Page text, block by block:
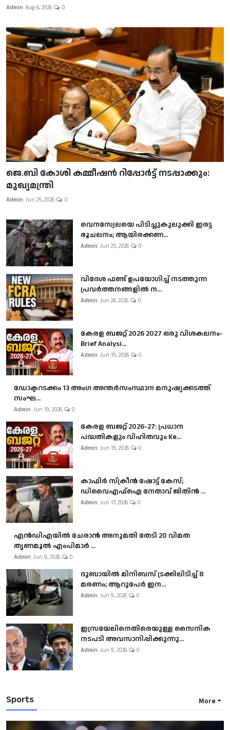
Admin Aug 6, 2026 0
ജെ.ബി കോശി കമ്മീഷൻ റിപ്പോർട്ട് നടപ്പാക്കും:
മുഖ്യമന്ത്രി
Admin Jun 25, 2026 0
വെനസ്വേലയെ പിടിച്ചുകുലുക്കി ഇരട്ട
ഭൂചലനം; ആയിരക്കണ...
Admin Jun 25, 2026 0
വിദേശ ഫണ്ട് ഉപയോഗിച്ച് നടത്തുന്ന
പ്രവർത്തനങ്ങളിൽ ന...
Admin Jun 24, 2026 0
കേരള ബജറ്റ് 2026 2027 ഒരു വിശകലനം-
Brief Analysi...
Admin Jun 19, 2026 0
ഡോക്ടറടക്കം 13 അംഗ അന്തർസംസ്ഥാന മനുഷ്യക്കടത്ത്
സംഘ...
Admin Jun 19, 2026 0
കേരള ബജറ്റ് 2026-27: പ്രധാന
പദ്ധതികളും വിഹിതവും Ke...
Admin Jun 19, 2026 0
കാഫിർ സ്‌ക്രീൻ ഷോട്ട് കേസ്;
ഡിവൈഎഫ്ഐ നേതാവ് ജിതിൻ ...
Admin Jun 17, 2026 0
എൻഡിഎയിൽ ചേരാൻ അനുമതി തേടി 20 വിമത
തൃണമൂൽ എംപിമാർ ...
Admin Jun 9, 2026 0
ദുബായിൽ മിനിബസ്​ ട്രക്കിലിടിച്ച് 8
മരണം; ആറുപേർ ഇന...
Admin Jun 9, 2026 0
ഇസ്രയേലിനെതിരെയുള്ള സൈനിക
നടപടി അവസാനിപ്പിക്കുന്നു...
Admin Jun 9, 2026 0
Sports More